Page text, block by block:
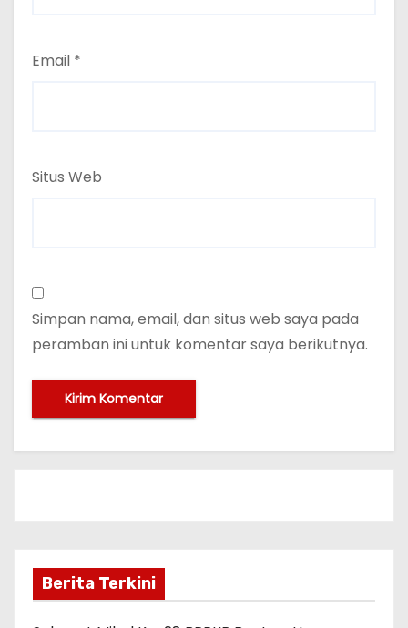
Email *
Situs Web
Simpan nama, email, dan situs web saya pada
peramban ini untuk komentar saya berikutnya.
Berita Terkini